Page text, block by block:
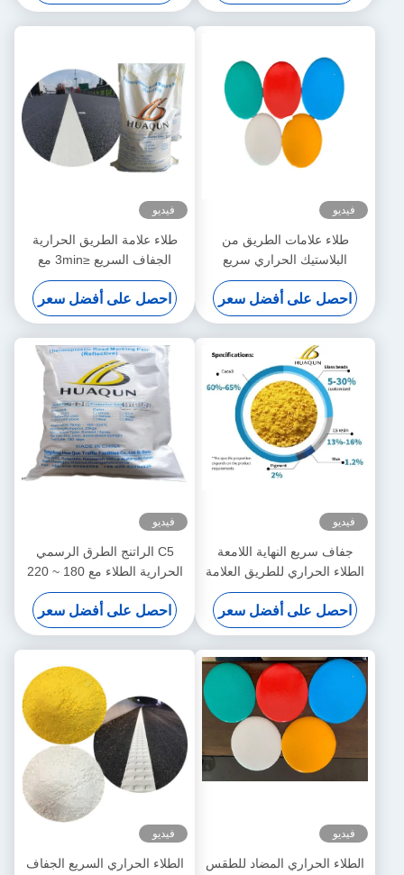
فيديو
طلاء علامات الطريق من
البلاستيك الحراري سريع
الجفاف مع خصائص عاكسة
عالية وقاعدة من الراتنج
البترولي لوضع علامات دائمة
على خط الطريق
احصل على أفضل سعر
فيديو
طلاء علامة الطريق الحرارية
الجفاف السريع ≤3min مع
مقاومة درجات الحرارة العالية
180-220 °C والألوان القابلة
للتخصيص
احصل على أفضل سعر
فيديو
جفاف سريع النهاية اللامعة
الطلاء الحراري للطريق العلامة
الساخنة ذوبان الطرق العلامة
الطلاء
احصل على أفضل سعر
فيديو
C5 الراتنج الطرق الرسمي
الحرارية الطلاء مع 180 ~ 220
°C درجة حرارة التطبيق
والجفاف السريع (3 دقائق)
لخطوط الطرق القوية
احصل على أفضل سعر
فيديو
الطلاء الحراري المضاد للطقس
فيديو
الطلاء الحراري السريع الجفاف